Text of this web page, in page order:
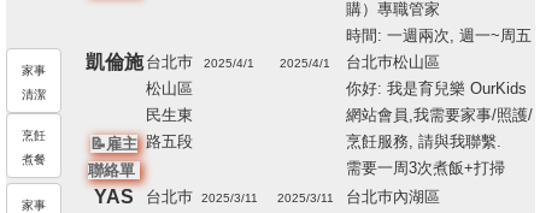
購）專職管家
時間: 一週兩次, 週一~周五
家事
清潔
烹飪
煮餐
凱倫施
📝雇主
聯絡單
台北巿
松山區
民生東
路五段
2025/4/1 2025/4/1
台北巿松山區
你好: 我是育兒樂 OurKids
網站會員,我需要家事/照護/
烹飪服務, 請與我聯繫.
需要一周3次煮飯+打掃
家事
YAS
台北巿
2025/3/11 2025/3/11
台北巿內湖區